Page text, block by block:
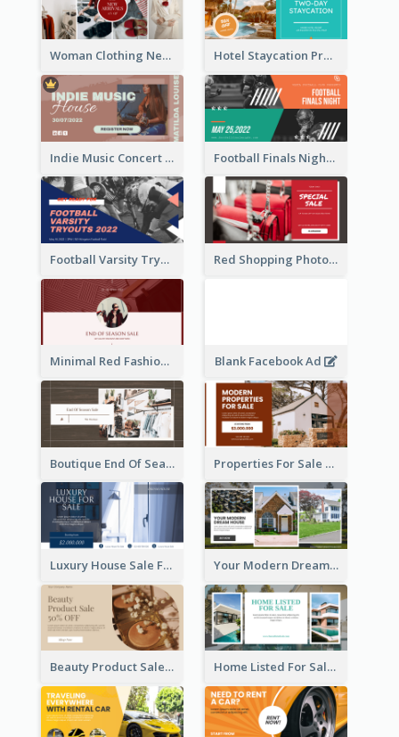
Woman Clothing New Arrivals Facebook Ad Hotel Staycation Promotion Facebook Ad
Indie Music Concert Facebook Ad Football Finals Night Watching Facebook Ad
Football Varsity Tryouts Sports Facebook Ad Red Shopping Photo Special Sale Facebook Ad
Minimal Red Fashion Photo Sale Facebook Ad Blank Facebook Ad
Boutique End Of Season Sale Facebook Ad Properties For Sale Facebook Ad
Luxury House Sale Facebook Ad Your Modern Dream House Facebook Ad
Beauty Product Sale Facebook Ad Home Listed For Sale Facebook Ad